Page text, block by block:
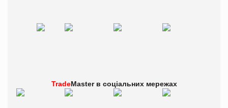
TradeMaster в соціальних мережах